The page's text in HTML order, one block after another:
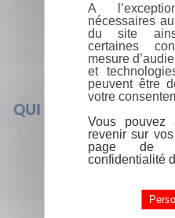
QUI SOMMES-NOUS ?
A
nécessaires
du site
certaines
mesure
et
peuvent être
votre
Vous pouvez
revenir sur
page de
confidentialité